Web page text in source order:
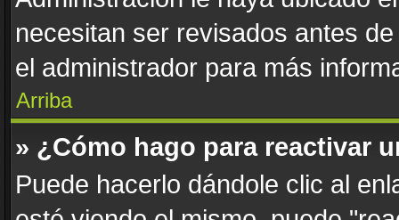
necesitan ser revisados antes
el administrador para más
Arriba
» ¿Cómo hago para reactivar
Puede hacerlo dándole clic al